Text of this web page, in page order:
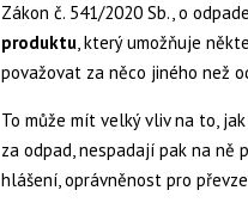
Zákon č. 541/2020 Sb., o
produktu, který umožňuje
považovat za něco jiného než
To může mít velký vliv na to,
za odpad, nespadají pak na ně
hlášení, oprávněnost pro